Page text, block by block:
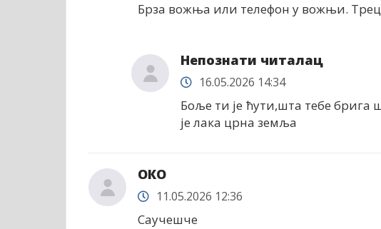
Брза вожња или телефон у вожњи.
Непознати читалац
16.05.2026 14:34
Боље ти је ћути,шта тебе брига
је лака црна земља
ОКО
11.05.2026 12:36
Саучешче